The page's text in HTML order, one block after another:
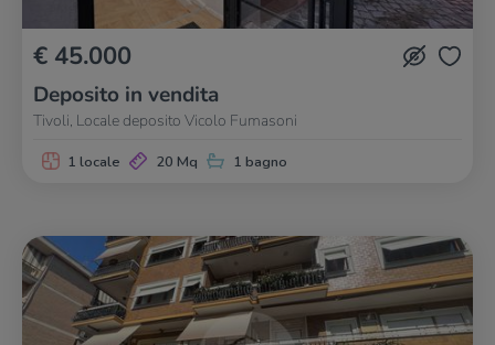
€ 45.000
Deposito in vendita
Tivoli, Locale deposito Vicolo Fumasoni
1 locale 20 Mq 1 bagno